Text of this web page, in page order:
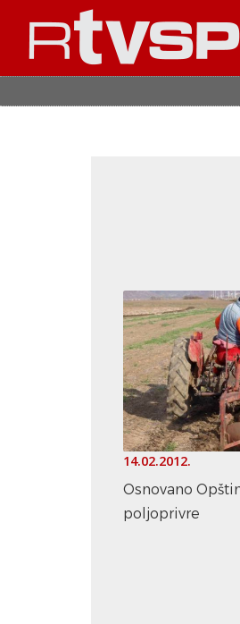
14.02.2012.
Osnovano
poljoprivre